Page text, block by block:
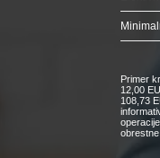
Primer
12,00
108,73